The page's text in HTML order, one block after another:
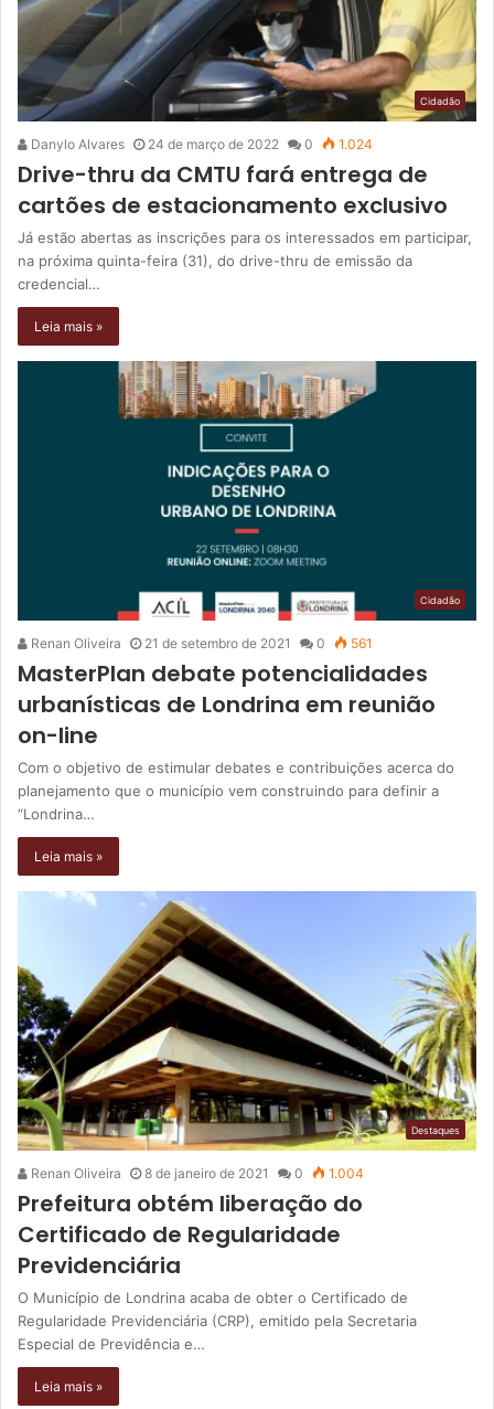
Cidadão
Danylo Alvares 24 de março de 2022 0 1.024
Drive-thru da CMTU fará entrega de
cartões de estacionamento exclusivo
Já estão abertas as inscrições para os interessados em participar,
na próxima quinta-feira (31), do drive-thru de emissão da
credencial…
Leia mais »
Cidadão
Renan Oliveira 21 de setembro de 2021 0 561
MasterPlan debate potencialidades
urbanísticas de Londrina em reunião
on-line
Com o objetivo de estimular debates e contribuições acerca do
planejamento que o município vem construindo para definir a
“Londrina…
Leia mais »
Destaques
Renan Oliveira 8 de janeiro de 2021 0 1.004
Prefeitura obtém liberação do
Certificado de Regularidade
Previdenciária
O Município de Londrina acaba de obter o Certificado de
Regularidade Previdenciária (CRP), emitido pela Secretaria
Especial de Previdência e…
Leia mais »